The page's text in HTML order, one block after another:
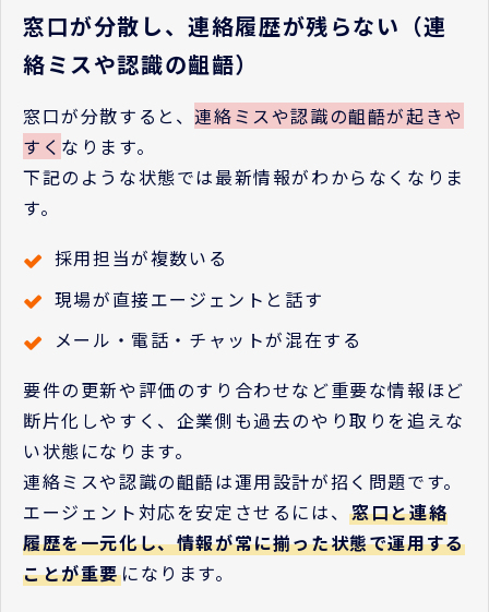
窓口が分散し、連絡履歴が残らない（連
絡ミスや認識の齟齬）
窓口が分散すると、連絡ミスや認識の齟齬が起きや
すく なります。
下記のような状態では最新情報がわからなくなりま
す。
採用担当が複数いる
現場が直接エージェントと話す
メール・電話・チャットが混在する
要件の更新や評価のすり合わせなど重要な情報ほど
断片化しやすく、企業側も過去のやり取りを追えな
い状態になります。
連絡ミスや認識の齟齬は運用設計が招く問題です。
エージェント対応を安定させるには、窓口と連絡
履歴を一元化し、情報が常に揃った状態で運用する
ことが重要になります。